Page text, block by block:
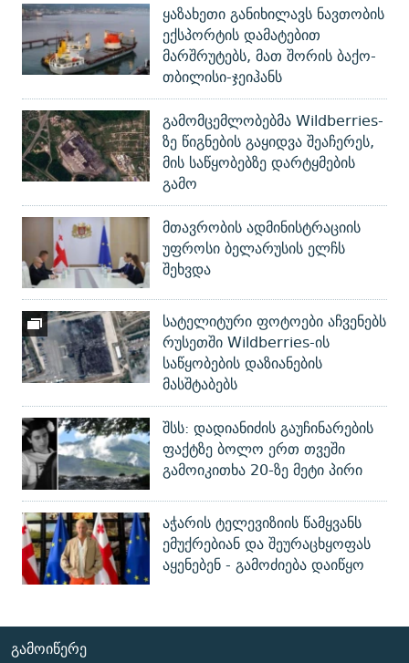
ყაზახეთი განიხილავს ნავთობის
ექსპორტის დამატებით
მარშრუტებს, მათ შორის ბაქო-
თბილისი-ჯეიჰანს
გამომცემლობებმა Wildberries-
ზე წიგნების გაყიდვა შეაჩერეს,
მის საწყობებზე დარტყმების
გამო
მთავრობის ადმინისტრაციის
უფროსი ბელარუსის ელჩს
შეხვდა
სატელიტური ფოტოები აჩვენებს
რუსეთში Wildberries-ის
საწყობების დაზიანების
მასშტაბებს
შსს: დადიანიძის გაუჩინარების
ფაქტზე ბოლო ერთ თვეში
გამოიკითხა 20-ზე მეტი პირი
აჭარის ტელევიზიის წამყვანს
ემუქრებიან და შეურაცხყოფას
აყენებენ - გამოძიება დაიწყო
ᲒᲐᲛᲝᲘᲬᲔᲠᲔ